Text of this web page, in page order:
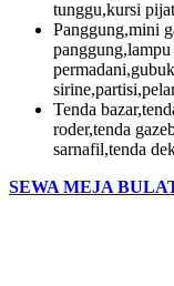
tunggu,kursi
Panggung,mini
Tenda
roder,tenda
sarnafil,tenda
SEWA MEJA